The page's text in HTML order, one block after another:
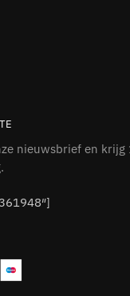
nieuwsbrief en